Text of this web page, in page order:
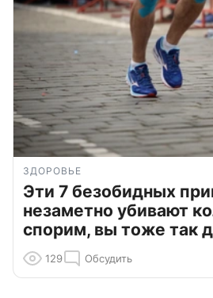
ЗДОРОВЬЕ
Эти 7 безобидных
незаметно убивают
спорим, вы тоже так
129 Обсудить